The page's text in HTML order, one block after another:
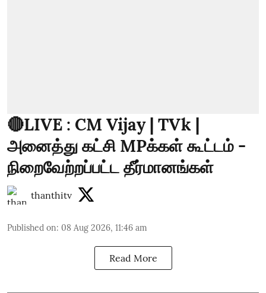
🔴LIVE : CM Vijay | TVk |
அனைத்து கட்சி MPக்கள் கூட்டம் -
நிறைவேற்றப்பட்ட தீர்மானங்கள்
thanthitv
Published on: 08 Aug 2026, 11:46 am
Read More